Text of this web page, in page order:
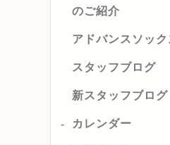
のご紹介
アドバンスソック
スタッフブログ
新スタッフブログ
カレンダー